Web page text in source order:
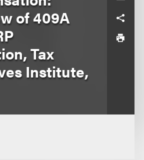
of 409A
Tax
Institute,